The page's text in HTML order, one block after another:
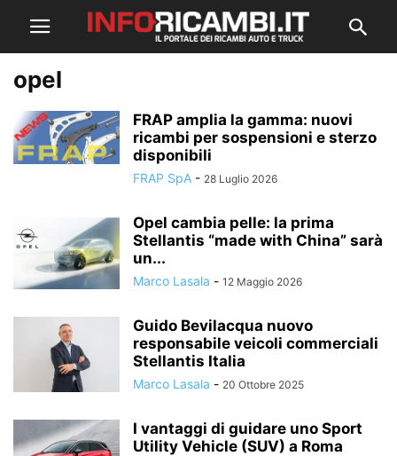
opel
FRAP amplia la gamma: nuovi
ricambi per sospensioni e sterzo
disponibili
FRAP SpA - 28 Luglio 2026
Opel cambia pelle: la prima
Stellantis “made with China” sarà
un...
Marco Lasala - 12 Maggio 2026
Guido Bevilacqua nuovo
responsabile veicoli commerciali
Stellantis Italia
Marco Lasala - 20 Ottobre 2025
I vantaggi di guidare uno Sport
Utility Vehicle (SUV) a Roma